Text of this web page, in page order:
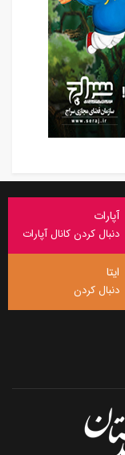
آپارات
دنبال کردن کانال آپارات
ایتا
دنبال کردن